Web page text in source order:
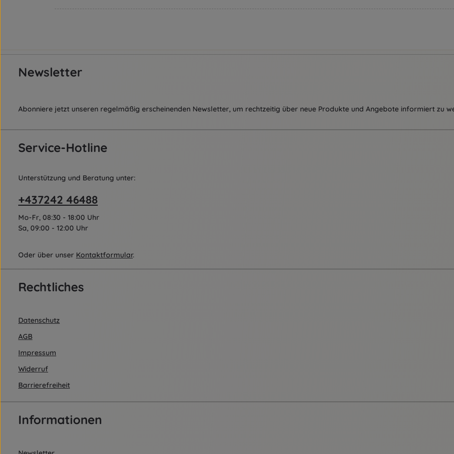
Newsletter
Abonniere jetzt unseren regelmäßig erscheinenden Newsletter, um rechtzeitig über neue Produkte und Angebote informiert zu
Service-Hotline
Unterstützung und Beratung unter:
+437242 46488
Mo-Fr, 08:30 - 18:00 Uhr
Sa, 09:00 - 12:00 Uhr
Oder über unser Kontaktformular.
Rechtliches
Datenschutz
AGB
Impressum
Widerruf
Barrierefreiheit
Informationen